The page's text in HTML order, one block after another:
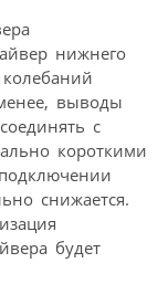
нижнего
выводы
с
короткими
снижается.
будет